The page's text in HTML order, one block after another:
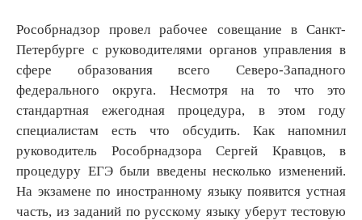
Рособрнадзор провел рабочее совещание в Санкт-
Петербурге с руководителями органов управления в
сфере образования всего Северо-Западного
федерального округа. Несмотря на то что это
стандартная ежегодная процедура, в этом году
специалистам есть что обсудить. Как напомнил
руководитель Рособрнадзора Сергей Кравцов, в
процедуру ЕГЭ были введены несколько изменений.
На экзамене по иностранному языку появится устная
часть, из заданий по русскому языку уберут тестовую